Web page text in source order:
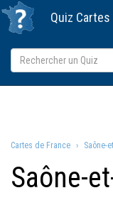
Quiz Cartes
Cartes de France Saône-
Saône-